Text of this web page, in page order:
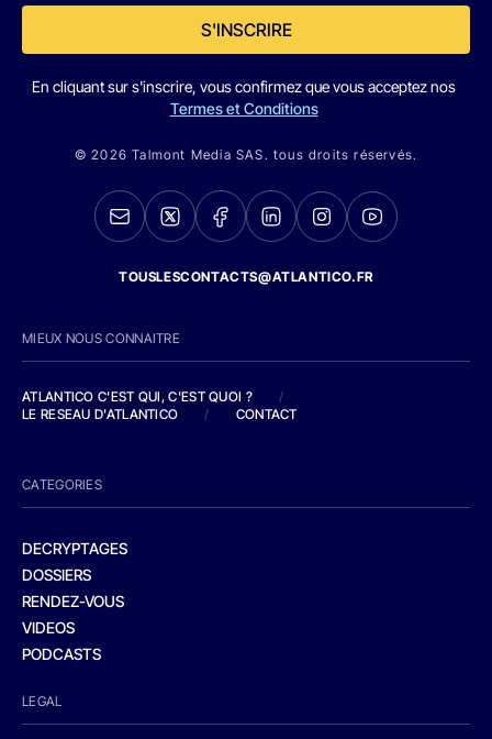
S'INSCRIRE
En cliquant sur s'inscrire, vous confirmez que vous acceptez nos
Termes et Conditions
© 2026 Talmont Media SAS. tous droits réservés.
TOUSLESCONTACTS@ATLANTICO.FR
MIEUX NOUS CONNAITRE
ATLANTICO C'EST QUI, C'EST QUOI ?
/
LE RESEAU D'ATLANTICO
/ CONTACT
CATEGORIES
DECRYPTAGES
DOSSIERS
RENDEZ-VOUS
VIDEOS
PODCASTS
LEGAL